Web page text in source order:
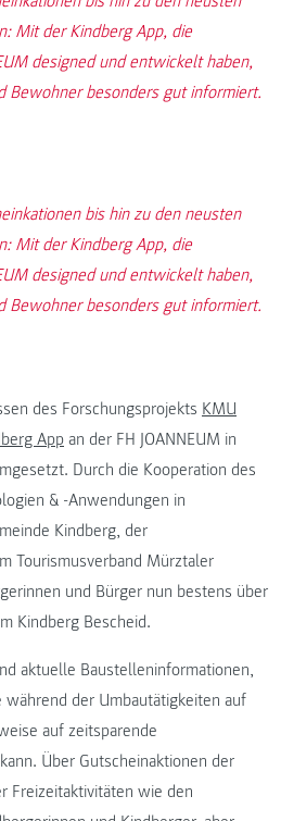
Mit der Kindberg App, die
designed und entwickelt haben,
Bewohner besonders gut informiert.
bis hin zu den neusten
Mit der Kindberg App, die
designed und entwickelt haben,
Bewohner besonders gut informiert.
des Forschungsprojekts KMU
Appan der FH JOANNEUM in
Durch die Kooperation des
& -Anwendungen in
Kindberg, der
Tourismusverband Mürztaler
und Bürger nun bestens über
Kindberg Bescheid.
aktuelle Baustelleninformationen,
der Umbautätigkeiten auf
auf zeitsparende
Über Gutscheinaktionen der
Freizeitaktivitäten wie den